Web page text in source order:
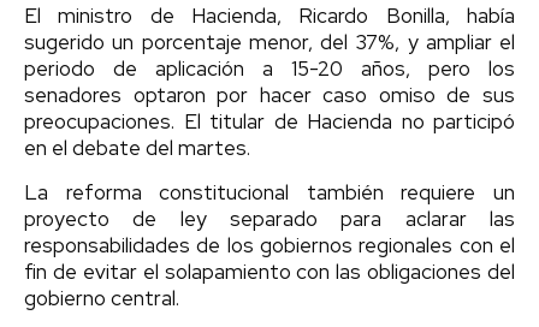
El ministro de Hacienda, Ricardo Bonilla, había
sugerido un porcentaje menor, del 37%, y ampliar el
periodo de aplicación a 15-20 años, pero los
senadores optaron por hacer caso omiso de sus
preocupaciones. El titular de Hacienda no participó
en el debate del martes.
La reforma constitucional también requiere un
proyecto de ley separado para aclarar las
responsabilidades de los gobiernos regionales con el
fin de evitar el solapamiento con las obligaciones del
gobierno central.